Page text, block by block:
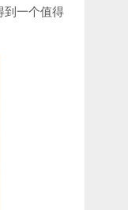
到一个值得